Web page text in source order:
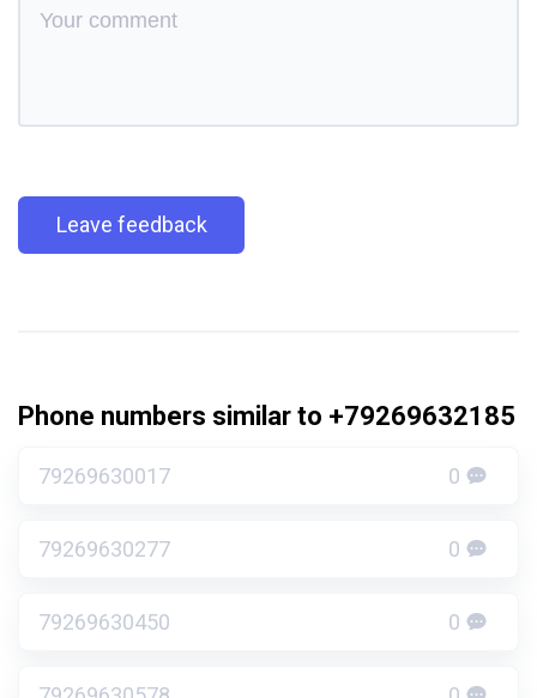
Leave feedback
Phone numbers similar to +79269632185
79269630017 0
79269630277 0
79269630450 0